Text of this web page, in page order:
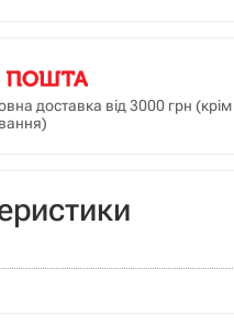
доставка від 3000 грн